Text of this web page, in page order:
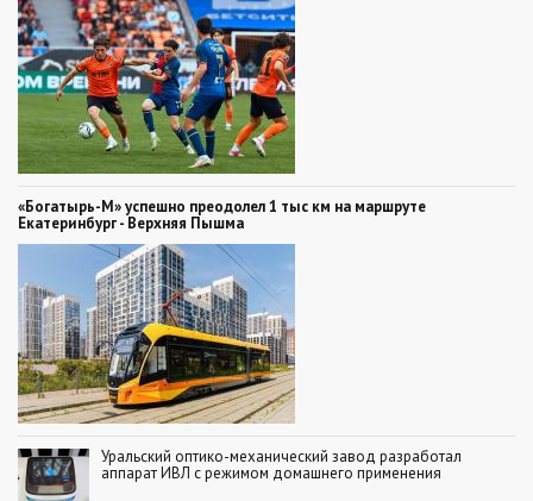
«Богатырь-М» успешно преодолел 1 тыс км на маршруте
Екатеринбург - Верхняя Пышма
Уральский оптико-механический завод разработал
аппарат ИВЛ с режимом домашнего применения